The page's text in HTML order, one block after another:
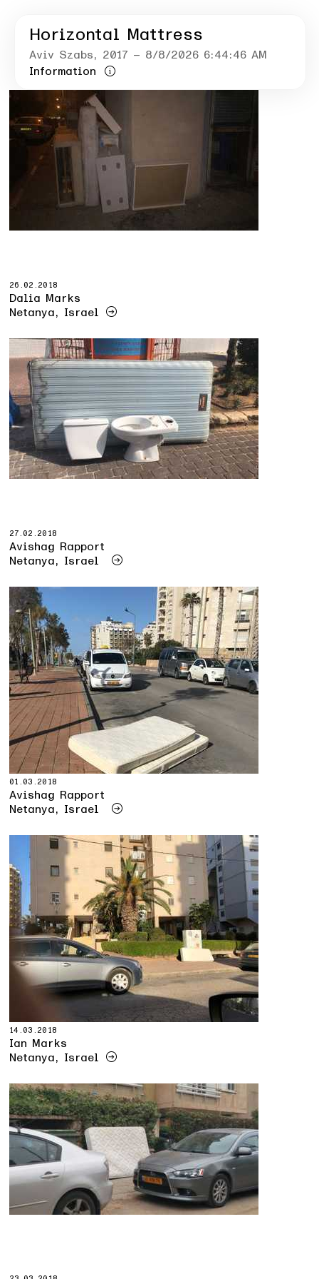
Horizontal Mattress
Aviv Szabs, 2017 – 8/8/2026 6:44:46 AM
Information
26.02.2018
Dalia Marks
Netanya, Israel
27.02.2018
Avishag Rapport
Netanya, Israel
01.03.2018
Avishag Rapport
Netanya, Israel
14.03.2018
Ian Marks
Netanya, Israel